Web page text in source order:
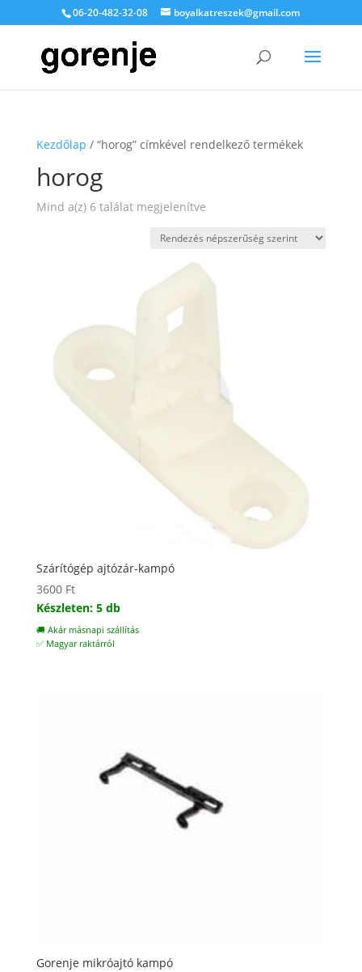
06-20-482-32-08 boyalkatreszek@gmail.com
Kezdőlap / “horog” címkével rendelkező termékek
horog
Mind a(z) 6 találat megjelenítveSorted
popularity
Szárítógép ajtózár-kampó
3600 Ft
Készleten: 5 db
🚚 Akár másnapi szállítás
✅ Magyar raktárról
Gorenje mikróajtó kampó